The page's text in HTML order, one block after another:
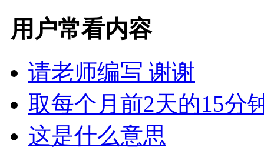
用户常看内容
请老师编写 谢谢
取每个月前2天的15分
这是什么意思